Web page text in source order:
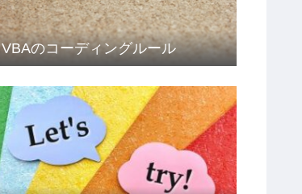
VBAのコーディングルール